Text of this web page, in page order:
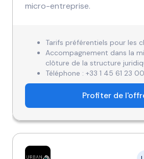
micro-entreprise.
Tarifs préférentiels pour les
Accompagnement dans la
clôture de la structure
Téléphone : +33 1 45 61 23 00
Profiter de